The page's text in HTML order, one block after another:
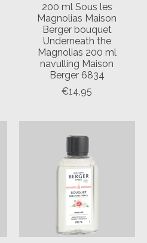
200 ml Sous les
Magnolias Maison
Berger bouquet
Underneath the
Magnolias 200 ml
navulling Maison
Berger 6834
€14,95